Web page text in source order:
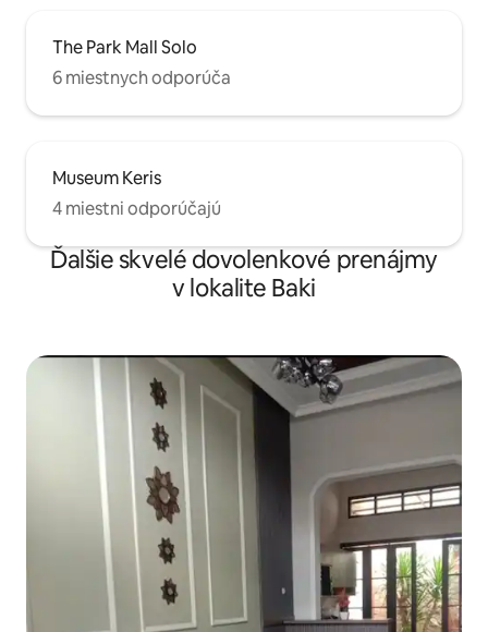
The Park Mall Solo
6 miestnych odporúča
Museum Keris
4 miestni odporúčajú
Ďalšie skvelé dovolenkové prenájmy
v lokalite Baki